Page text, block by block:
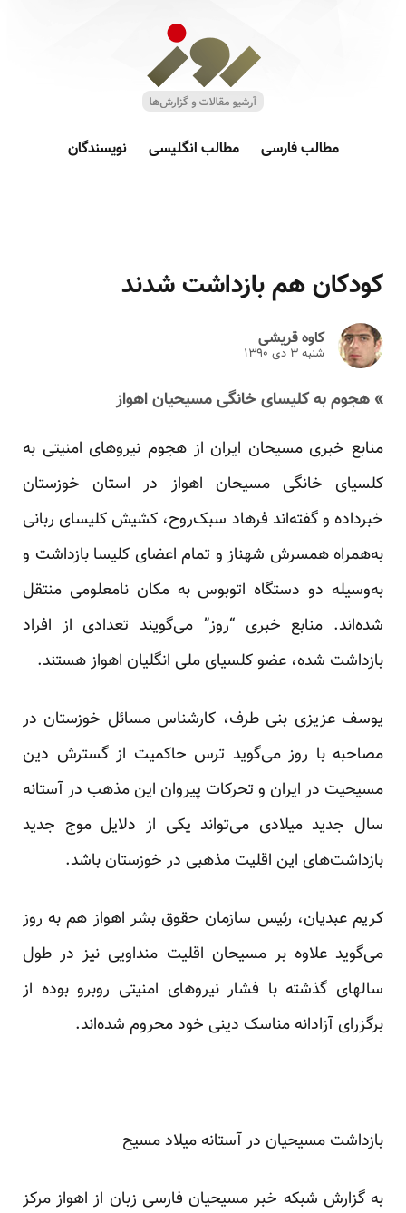
مطالب فارسی مطالب انگلیسی نویسندگان
کودکان هم بازداشت شدند
کاوه قریشی
شنبه ۳ دى ۱۳۹۰
» هجوم به کلیسای خانگی مسیحیان اهواز
منابع خبری مسیحان ایران از هجوم نیروهای امنیتی به
کلسیای خانگی مسیحان اهواز در استان خوزستان
خبرداده و گفته‌اند فرهاد سبک‌روح، کشیش کلیسای ربانی
به‌همراه همسرش شهناز و تمام اعضای کلیسا بازداشت و
به‌وسیله دو دستگاه اتوبوس به مکان نامعلومی منتقل
شده‌اند. منابع خبری “روز” می‌گویند تعدادی از افراد
بازداشت شده، عضو کلسیای ملی انگلیان اهواز هستند.
یوسف عزیزی بنی طرف، کار‌شناس مسائل خوزستان در
مصاحبه با روز می‌گوید ترس حاکمیت از گسترش دین
مسیحیت در ایران و تحرکات پیروان این مذهب در آستانه
سال جدید میلادی می‌تواند یکی از دلایل موج جدید
بازداشت‌های این اقلیت مذهبی در خوزستان باشد.
کریم عبدیان، رئیس سازمان حقوق بشر اهواز هم به روز
می‌گوید علاوه بر مسیحان اقلیت منداویی نیز در طول
سالهای گذشته با فشار نیروهای امنیتی روبرو بوده از
برگزرای آزادانه مناسک دینی خود محروم شده‌اند.
بازداشت مسیحیان در آستانه میلاد مسیح
به گزارش شبکه خبر مسیحیان فارسی زبان از اهواز مرکز